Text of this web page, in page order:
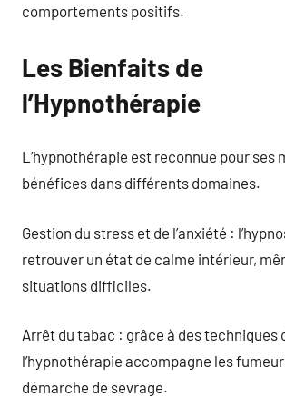
comportements positifs.
Les Bienfaits de
l’Hypnothérapie
L’hypnothérapie est reconnue pour ses
bénéfices dans différents domaines.
Gestion du stress et de l’anxiété :
retrouver un état de calme intérieur,
situations difficiles.
Arrêt du tabac : grâce à des techniques
l’hypnothérapie accompagne les
démarche de sevrage.